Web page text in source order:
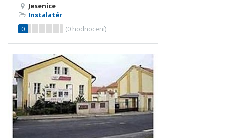
Jesenice
Instalatér
0
(0 hodnocení)